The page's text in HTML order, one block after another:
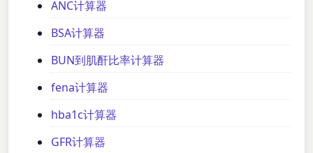
ANC计算器
BSA计算器
BUN到肌酐比率计算器
fena计算器
hba1c计算器
GFR计算器